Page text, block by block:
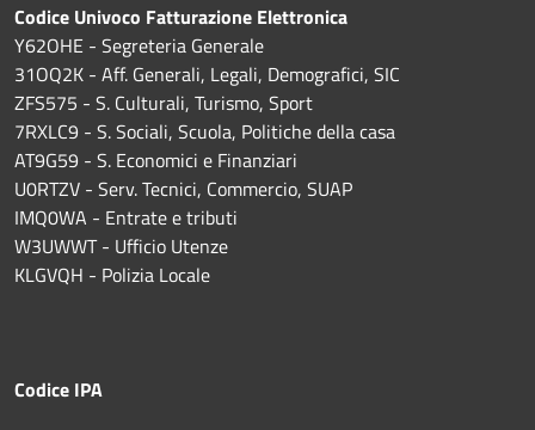
Codice Univoco Fatturazione Elettronica
Y62OHE - Segreteria Generale
31OQ2K - Aff. Generali, Legali, Demografici, SIC
ZFS575 - S. Culturali, Turismo, Sport
7RXLC9 - S. Sociali, Scuola, Politiche della casa
AT9G59 - S. Economici e Finanziari
U0RTZV - Serv. Tecnici, Commercio, SUAP
IMQ0WA - Entrate e tributi
W3UWWT - Ufficio Utenze
KLGVQH - Polizia Locale
Codice IPA